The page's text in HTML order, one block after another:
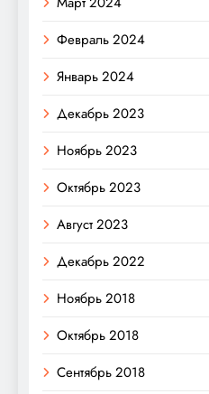
Февраль 2024
Январь 2024
Декабрь 2023
Ноябрь 2023
Октябрь 2023
Август 2023
Декабрь 2022
Ноябрь 2018
Октябрь 2018
Сентябрь 2018